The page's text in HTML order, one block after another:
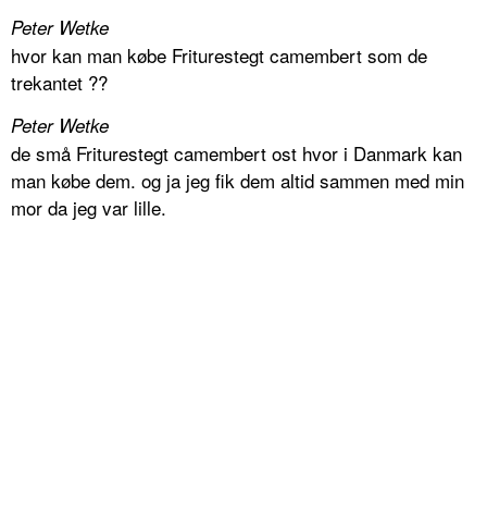
Peter Wetke
hvor kan man købe Friturestegt camembert som de
trekantet ??
Peter Wetke
de små Friturestegt camembert ost hvor i Danmark kan
man købe dem. og ja jeg fik dem altid sammen med min
mor da jeg var lille.